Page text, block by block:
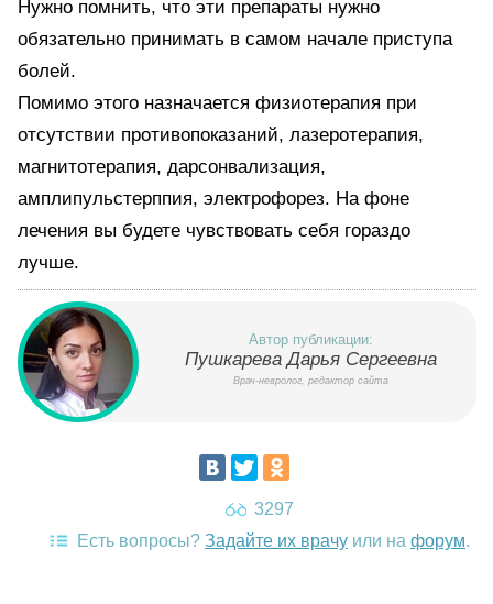
Нужно помнить, что эти препараты нужно
обязательно принимать в самом начале приступа
болей.
Помимо этого назначается физиотерапия при
отсутствии противопоказаний, лазеротерапия,
магнитотерапия, дарсонвализация,
амплипульстерппия, электрофорез. На фоне
лечения вы будете чувствовать себя гораздо
лучше.
Автор публикации:
Пушкарева Дарья Сергеевна
Врач-невролог, редактор сайта
3297
Есть вопросы? Задайте их врачу или на форум.